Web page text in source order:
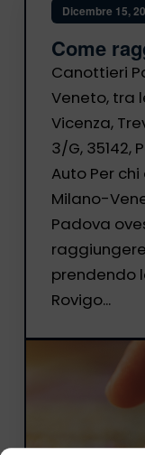
Dicembre 15,
Come
Canottieri
Veneto, tra
Vicenza,
3/G, 35142,
Auto Per
Milano-
Padova
prendendo
Rovigo...